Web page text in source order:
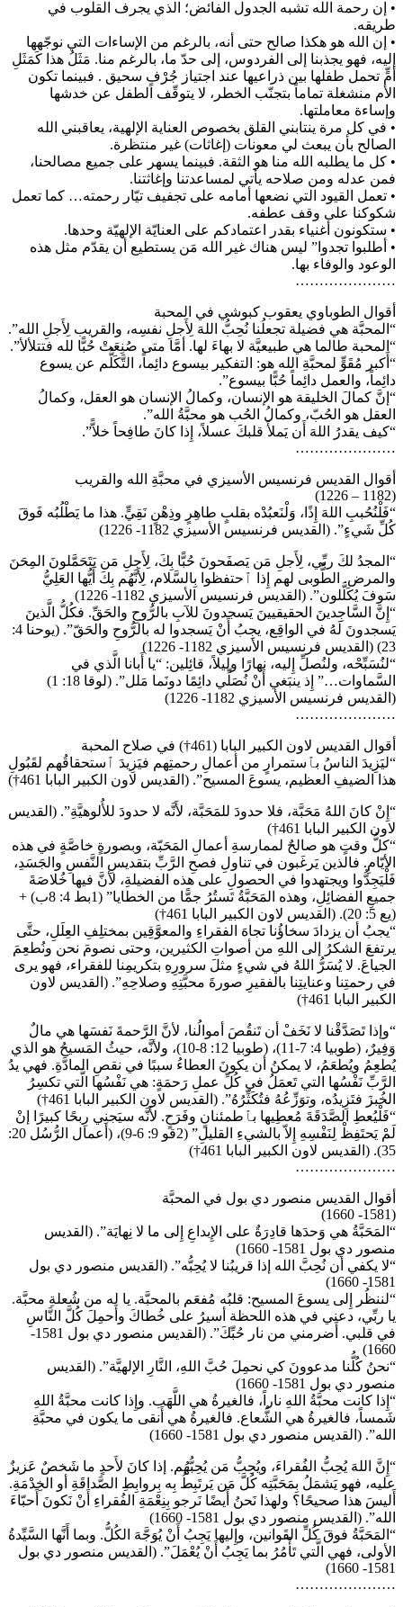
• إن رحمة الله تشبه الجدول الفائض؛ الذي يجرف القلوب في
طريقه.
• إن الله هو هكذا صالح حتى أنه، بالرغم من الإساءات التي نوجّهها
إليه، فهو يجذبنا إلى الفردوس، إلى حدّ ما، بالرغم منا. مَثَلُ هذا كَمَثَلِ
أمٍّ تحمل طفلها بين ذراعيها عند اجتياز جُرْفٍ سحيق . فبينما تكون
الأم منشغلة تماماً بتجنّب الخطر، لا يتوقّف الطفل عن خدشها
وإساءة معاملتها.
• في كل مرة ينتابني القلق بخصوص العناية الإلهية، يعاقبني الله
الصالح بأن يبعث لي معونات (إغاثات) غير منتظرة.
• كل ما يطلبه الله منا هو الثقة. فبينما يسهر على جميع مصالحنا،
فمن عدله ومن صلاحه يأتي لمساعدتنا وإغاثتنا.
• تعمل القيود التي نضعها أمامه على تجفيف تيّار رحمته… كما تعمل
شكوكنا على وقف عطفه.
• ستكونون أغنياء بقدر اعتمادكم على العنايّة الإلهيّة وحدها.
• أطلبوا تجدوا” ليس هناك غير الله مَن يستطيع أن يقدّم مثل هذه
الوعود والوفاء بها.
…………………
أقوال الطوباوي يعقوب كبوشي في المحبة
“المحبَّة هي فضيلة تجعلُنا نُحِبُّ اللهَ لِأَجلِ نفسِه، والقريب لِأَجلِ الله”.
“المحبة طالما هي طبيعيَّة لا بهاءَ لها. أمَّا متى صُنِعَتْ حُبًّا لله فتتلألأ”.
“أَكبر مُقَوٍّ لمحبَّةِ الله هو: التفكير بيسوع دائِماً، التَّكَلُّم عن يسوع
دائِماً، والعمل دائِماً حُبًّا بيسوع”.
“إنَّ كمالَ الخليقة هو الإنسان، وكمالُ الإنسان هو العقل، وكمالُ
العقل هو الحُبّ، وكمالُ الحُب هو محبَّةُ الله”.
“كيف يقدرُ اللهَ أَن يَملأَ قلبكَ عسلاً، إِذا كانَ طافِحاً خلاًّ”.
…………………
أقوال القديس فرنسيس الأسيزي في محبَّةِ الله والقريب
(1182 – 1226)
“فَلْنُحُببِ اللهَ إِذًا، وَلْنَعبُدْه بقلبٍ طاهِرٍ وذِهْنٍ نَقِيٍّ. هذا ما يَطْلُبُه فَوقَ
كُلِّ شَيءٍ”. (القديس فرنسيس الأسيزي 1182- 1226)
“المجدُ لكَ ربِّي، لِأَجلِ مَن يَصفَحونَ حُبًّا بِكَ، لِأَجلِ مَن يَتَحَمَّلونَ المِحَنَ
والمرض. الطُّوبى لهم إِذا ٱحتفظوا بِالسَّلام، لِأَنَّهُم بِكَ أَيُّها العَلِيُّ
سَوفَ يُكَلَّلون”. (القديس فرنسيس الأسيزي 1182- 1226)
“إِنَّ السَّاجِدينَ الحقيقيينَ يَسجدونَ للآبِ بالرُّوحِ والحَقِّ. فكُلُّ الَّذينَ
يَسجدونَ لَهُ في الواقِع، يجِبُ أَنْ يَسجدوا له بالرُّوحِ والحَقّ”. (يوحنا 4:
23) (القديس فرنسيس الأسيزي 1182- 1226)
“لنُسَبِّحْه، ولنُصلِّ إِليه، نهارًا وليلاً، قائِلين: “يا أَبانا الَّذي في
السَّماوات…” إِذ ينبَغي أَنْ نُصَلِّي دائِمًا دونَما مَلل”. (لوقا 18: 1)
(القديس فرنسيس الأسيزي 1182- 1226)
…………………
أقوال القديس لاون الكبير البابا (461†) في صلاح المحبة
“ليَزِيدَ الناسُ بٱستمرارٍ من أعمالِ رحمتِهم فيَزِيدَ ٱستحقاقُهم لقَبُولِ
هذا الضيفِ العظيم، يسوعَ المسيح”. (القديس لاون الكبير البابا 461†)
“إِنْ كانَ اللهُ مَحَبَّة، فلا حدودَ للمَحَبَّة، لأَنَّه لا حدودَ للأُلوهيَّةِ”. (القديس
لاون الكبير البابا 461†)
“كلُّ وقتٍ هو صالحٌ لممارسةِ أعمالِ المَحَبّة، وبصورةٍ خاصَّةٍ في هذه
الأيّامِ. فالذين يَرغَبون في تناولِ فصحِ الرَّبِّ بتقديسِ النَّفسِ والجَسَدِ،
فَلْيَجِدُّوا ويجتهدوا في الحصولِ على هذه الفضيلةِ، لأنَّ فيها خُلاصَةَ
جميعِ الفضائِلِ، وهذه المَحَبَّةُ تَستُرُ جمًّا من الخطايا” (1بط 4: 8ب) +
(يع 5: 20). (القديس لاون الكبير البابا 461†)
“يجبُ أن يزدادَ سخاؤُنا تجاهَ الفقراءِ والمعوَّقِين بمختلِفِ العِلَلِ، حتَّى
يرتفعَ الشكرُ إلى اللهِ من أصواتِ الكثيرين، وحتى نصومَ نحن ونُطعِمَ
الجياعَ. لا يُسَرُّ اللهُ في شيءٍ مثلَ سرورِهِ بتكريمِنا للفقراء، فهو يرى
في رحمتِنا وعنايتِنا بالفقيرِ صورةَ محبَّتِهِ وصلاحِهِ”. (القديس لاون
الكبير البابا 461†)
“وإذا تَصَدَّقْنا لا نَخَفْ أن تَنقُصَ أموالُنا، لأنَّ الرَّحمةَ نَفسَها هي مالٌ
وَفِيرٌ، (طوبيا 4: 7-11)، (طوبيا 12: 8-10)، ولأنَّه، حيثُ المَسيحُ هو الذي
يُطعِمُ ويُطعَمُ، لا يمكنُ أن يكونَ العطاءُ سببًا في نقصِ المادَّةِ. فهي يدُ
الرَّبِّ نَفْسُها التي تَعمَلُ في كُلِّ عملِ رَحمَةٍ: هي نَفْسُها الَّتي تكسِرُ
الخُبزَ فتَزِيدُه، وتوَزِّعُهُ فتُكَثِّرُهُ”. (القديس لاون الكبير البابا 461†)
“فَلْيُعطِ الصَّدَقَةَ مُعطِيها بٱطمئنانٍ وفَرَحٍ. لأَنَّه سيَجنِي رِبحًا كبيرًا إنْ
لَمْ يَحتَفِظْ لِنَفْسِهِ إِلاّ بالشيءِ القليلِ” (2قو 9: 6-9)، (أعمال الرُّسُل 20:
35). (القديس لاون الكبير البابا 461†)
…………………
أقوال القديس منصور دي بول في المحبَّة
(1581- 1660)
“المَحَبَّةُ هي وَحدَها قادِرَةٌ على الإِبداعِ إِلى ما لا نِهايَة”. (القديس
منصور دي بول 1581- 1660)
“لا يكفي أن نُحِبَّ الله إذا قريبُنا لا يُحِبُّه”. (القديس منصور دي بول
1581- 1660)
“لننظُر إِلى يسوعَ المسيح: قلبُه مُفعَم بالمحبَّة. يا له من شُعلةِ محبَّة.
يا ربِّي، دعني في هذه اللحظة أسيرُ على خُطاكَ وأَحمِلَ كُلَّ النَّاسِ
في قلبي. أَضرمني من نار حُبِّكَ”. (القديس منصور دي بول 1581-
1660)
“نحنُ كُلُّنا مدعوونَ كي نحمِلَ حُبَّ اللهِ، النَّارِ الإلهيَّة”. (القديس
منصور دي بول 1581- 1660)
“إِذا كانت محبَّةُ اللهِ ناراً، فالغيرةُ هي اللَّهَب. وإِذا كانت محبَّةُ اللهِ
شَمساً، فالغيرةُ هي الشُّعاع. فالغيرةُ هي أَنقى ما يكون في محبَّةِ
الله”. (القديس منصور دي بول 1581- 1660)
“إِنَّ اللهَ يُحِبُّ الفُقراءَ، ويُحِبُّ مَن يُحِبُّهُم. إذا كانَ لأَحدٍ ما شَخصٌ عَزيزٌ
عليه، فهو يَشمَلُ بِمَحَبَّتِه كُلَّ مَن يَرتَبِطُ بِه بِروابِطِ الصَّداقَةِ أو الخِدْمَةِ.
أَليسَ هذا صحيحًا؟ ولهذا نَحنُ أَيضًا نَرجو بِنِعْمَةِ الفُقراءِ أَنْ نَكونَ أَحبّاءَ
الله”. (القديس منصور دي بول 1581- 1660)
“المَحَبَّةُ فوقَ كُلِّ القَوانين، وإِليها يَجِبُ أَنْ يُوَجَّهَ الكُلُّ. وبما أَنَّها السَّيِّدةُ
الأولى، فهي الَّتي تَأْمُرُ بما يَجِبُ أَنْ يُعْمَلَ”. (القديس منصور دي بول
1581- 1660)
…………………